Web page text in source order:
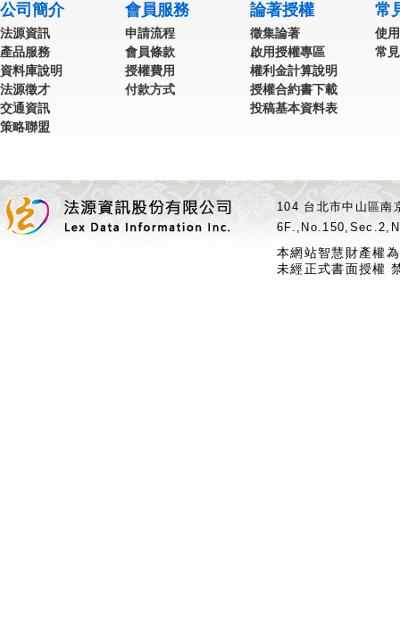
公司簡介
法源資訊
產品服務
資料庫說明
法源徵才
交通資訊
策略聯盟
會員服務
申請流程
會員條款
授權費用
付款方式
論著授權
徵集論著
啟用授權專區
權利金計算說明
授權合約書下載
投稿基本資料表
常
使
常
104 台北市中山區
本網站智慧財產權
未經正式書面授權